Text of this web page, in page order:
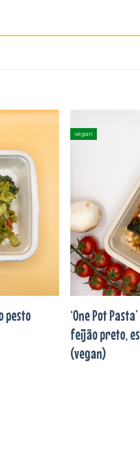
aos
favoritos
pesto
vegan
‘One Pot
feijão preto,
(vegan)